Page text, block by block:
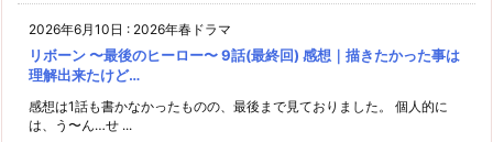
2026年6月10日 : 2026年春ドラマ
リボーン 〜最後のヒーロー〜 9話(最終回) 感想｜描きたかった事は
理解出来たけど…
感想は1話も書かなかったものの、最後まで見ておりました。 個人的に
は、う〜ん…せ ...